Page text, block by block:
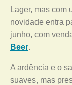
Lager, mas com
novidade entra
junho, com
Beer.
A ardência e o
suaves, mas